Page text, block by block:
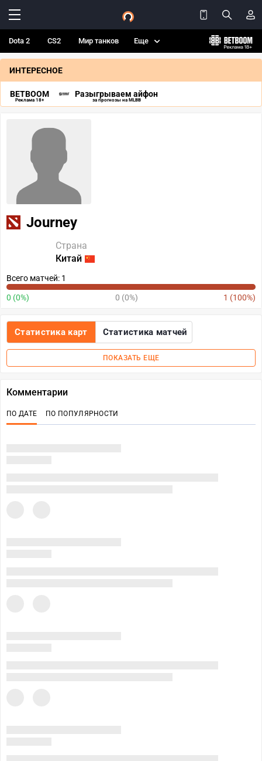
Dota 2 CS2 Мир танков Еще
ИНТЕРЕСНОЕ
BETBOOM
Реклама 18+
Разыгрываем айфон
за прогнозы на MLBB
Journey
Страна
Китай
Всего матчей: 1
0 (0%) 0 (0%) 1 (100%)
Статистика карт Статистика матчей
ПОКАЗАТЬ ЕЩЕ
Комментарии
ПО ДАТЕ ПО ПОПУЛЯРНОСТИ